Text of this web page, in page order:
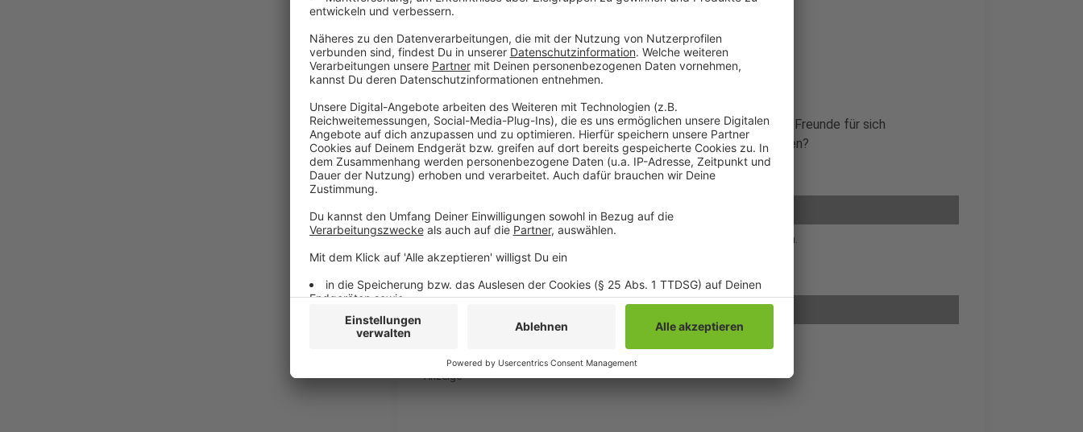
Das komplette Multiversum liegt in Sonics Händen. Kann er seine Freunde für sich
zurückgewinnen und gemeinsam mit ihnen das Abenteuer bestehen?
Anzeige
© Copyright: Netflix
Sonic kann erst nach und nach seine Freunde hinter sich versammeln.
Anzeige